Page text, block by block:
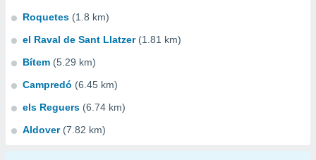
Roquetes (1.8 km)
el Raval de Sant Llatzer (1.81 km)
Bítem (5.29 km)
Campredó (6.45 km)
els Reguers (6.74 km)
Aldover (7.82 km)